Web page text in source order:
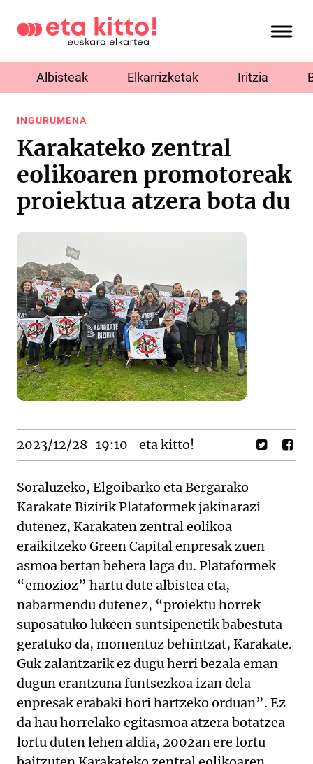
Albisteak Elkarrizketak Iritzia
INGURUMENA
Karakateko zentral
eolikoaren promotoreak
proiektua atzera bota du
2023/12/28 19:10 eta kitto!
Soraluzeko, Elgoibarko eta Bergarako
Karakate Bizirik Plataformek jakinarazi
dutenez, Karakaten zentral eolikoa
eraikitzeko Green Capital enpresak zuen
asmoa bertan behera laga du. Plataformek
“emozioz” hartu dute albistea eta,
nabarmendu dutenez, “proiektu horrek
suposatuko lukeen suntsipenetik babestuta
geratuko da, momentuz behintzat, Karakate.
Guk zalantzarik ez dugu herri bezala eman
dugun erantzuna funtsezkoa izan dela
enpresak erabaki hori hartzeko orduan”. Ez
da hau horrelako egitasmoa atzera botatzea
lortu duten lehen aldia, 2002an ere lortu